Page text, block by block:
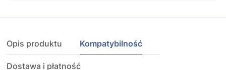
Opis produktu Kompatybilność
Dostawa i płatność